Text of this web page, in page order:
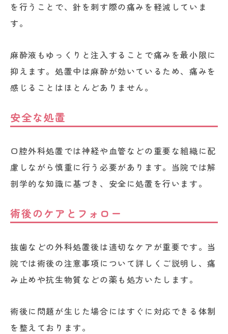
を行うことで、針を刺す際の痛みを軽減していま
す。
麻酔液もゆっくりと注入することで痛みを最小限に
抑えます。処置中は麻酔が効いているため、痛みを
感じることはほとんどありません。
安全な処置
口腔外科処置では神経や血管などの重要な組織に配
慮しながら慎重に行う必要があります。当院では解
剖学的な知識に基づき、安全に処置を行います。
術後のケアとフォロー
抜歯などの外科処置後は適切なケアが重要です。当
院では術後の注意事項について詳しくご説明し、痛
み止めや抗生物質などの薬も処方いたします。
術後に問題が生じた場合にはすぐに対応できる体制
を整えております。